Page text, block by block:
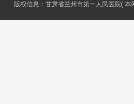
版权信息：甘肃省兰州市第一人民医院(